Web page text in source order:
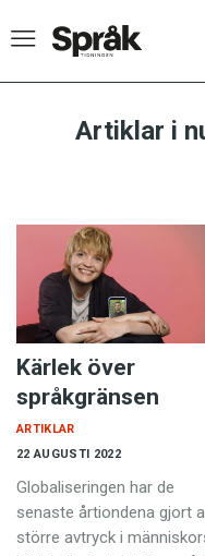
Krönikor
Språkfrågor
Skrivtips
Bokrecensioner
Kviss
Podden
Anmäl till
Föreslå nyord
Artiklar i
Kärlek över
språkgränsen
22 AUGUSTI 2022
ARTIKLAR
Globaliseringen har de
senaste årtiondena gjort
större avtryck i